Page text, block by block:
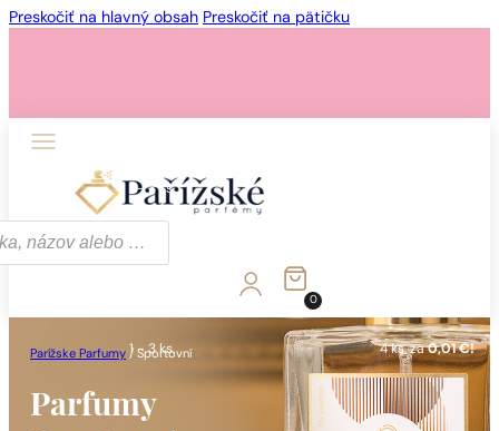
Preskočiť na hlavný obsah Preskočiť na pätičku
1 - 3 ks.
1 - 3 ks. 4 ks. za0,01 €!
0
Parížske Parfumy /Sportovní
Parfumy